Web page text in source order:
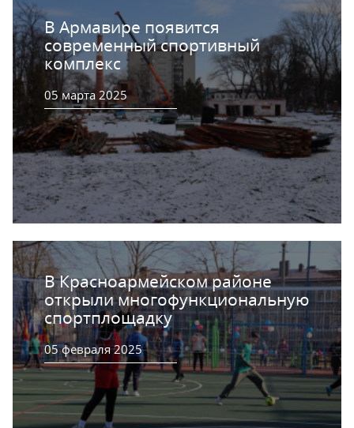
В Армавире появится
современный спортивный
комплекс
05 марта 2025
В Красноармейском районе
открыли многофункциональную
спортплощадку
05 февраля 2025